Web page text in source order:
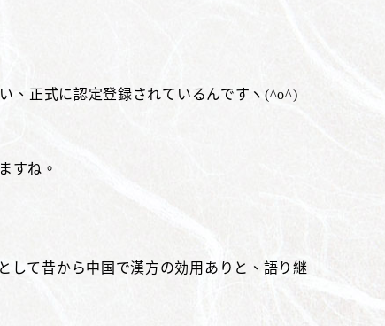
、正式に認定登録されているんですヽ(^o^)
すね。
して昔から中国で漢方の効用ありと、語り継